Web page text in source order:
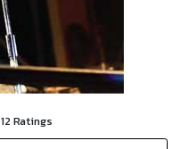
12Ratings